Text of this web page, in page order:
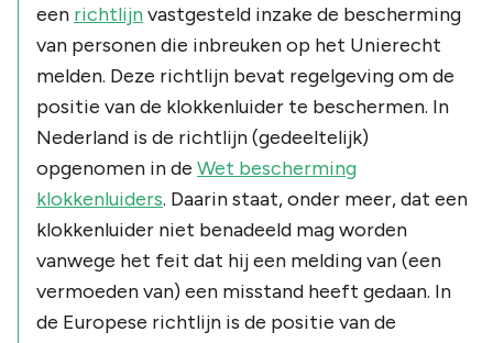
een richtlijnvastgesteld inzake de bescherming
van personen die inbreuken op het Unierecht
melden. Deze richtlijn bevat regelgeving om de
positie van de klokkenluider te beschermen. In
Nederland is de richtlijn (gedeeltelijk)
opgenomen in de Wet bescherming
klokkenluiders. Daarin staat, onder meer, dat een
klokkenluider niet benadeeld mag worden
vanwege het feit dat hij een melding van (een
vermoeden van) een misstand heeft gedaan. In
de Europese richtlijn is de positie van de